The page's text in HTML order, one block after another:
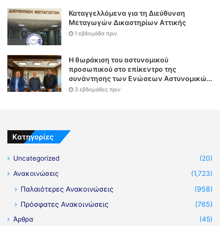
Καταγγελλόμενα για τη Διεύθυνση
Μεταγωγών Δικαστηρίων Αττικής
1 εβδομάδα πριν
Η θωράκιση του αστυνομικού
προσωπικού στο επίκεντρο της
συνάντησης των Ενώσεων Αστυνομικών
Υπαλλήλων Αθηνών και Θεσσαλονίκης
3 εβδομάδες πριν
Kατηγορίες
Uncategorized
(20)
Ανακοινώσεις
(1,723)
Παλαιότερες Ανακοινώσεις
(958)
Πρόσφατες Ανακοινώσεις
(765)
Άρθρα
(45)